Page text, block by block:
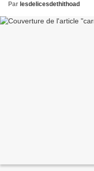
Par lesdelicesdethithoad